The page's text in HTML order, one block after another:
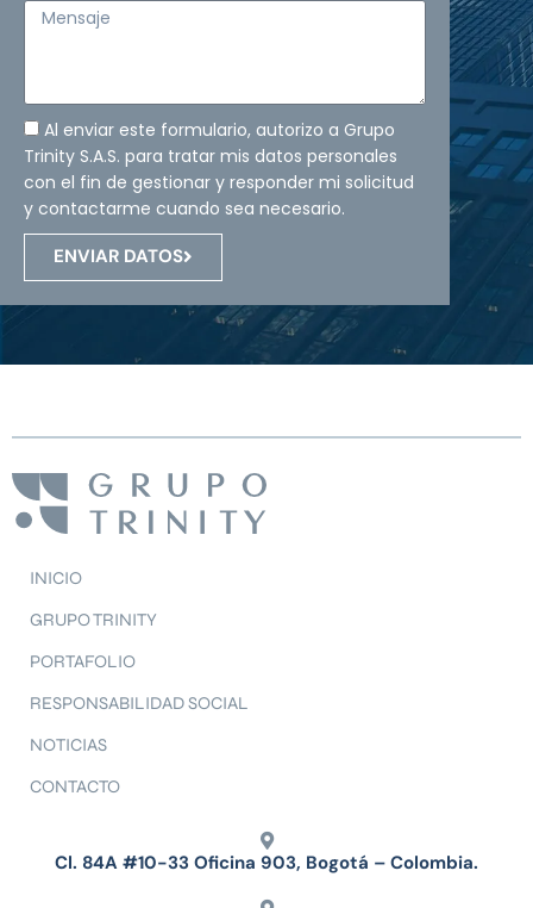
Mensaje
Al enviar este formulario, autorizo a Grupo
Trinity S.A.S. para tratar mis datos personales
con el fin de gestionar y responder mi solicitud
y contactarme cuando sea necesario.
ENVIAR DATOS
INICIO
GRUPO TRINITY
PORTAFOLIO
RESPONSABILIDAD SOCIAL
NOTICIAS
CONTACTO
Cl. 84A #10-33 Oficina 903, Bogotá – Colombia.